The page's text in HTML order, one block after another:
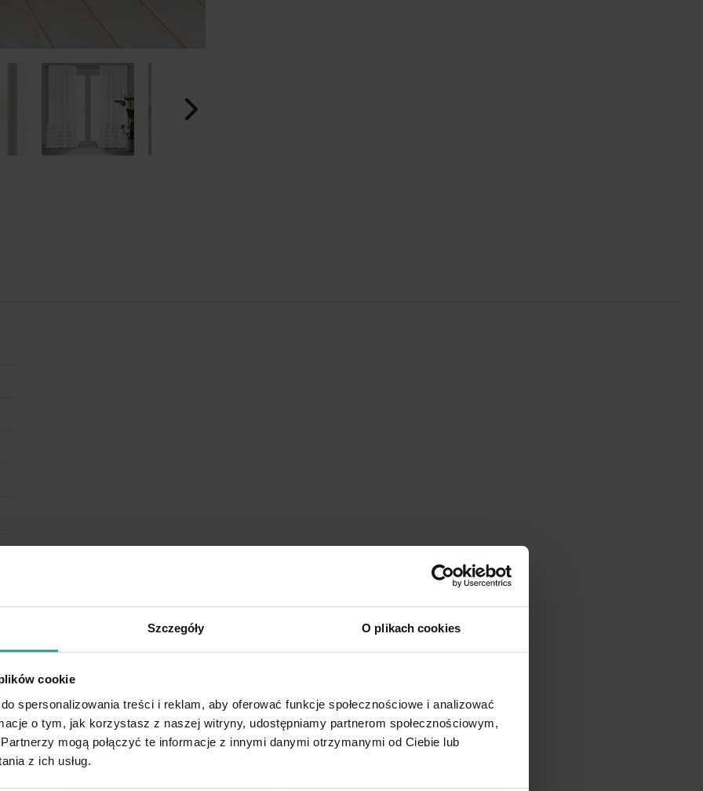
Szczegóły O plikach cookies
cookie
spersonalizowania treści i reklam, aby oferować funkcje społecznościowe i analizować
o tym, jak korzystasz z naszej witryny, udostępniamy partnerom społecznościowym,
mogą połączyć te informacje z innymi danymi otrzymanymi od Ciebie lub
z ich usług.